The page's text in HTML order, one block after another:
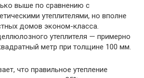
выше по сравнению с
утеплителями, но вполне
домов эконом-класса.
утеплителя — примерно
метр при толщине 100 мм.
что правильное утепление